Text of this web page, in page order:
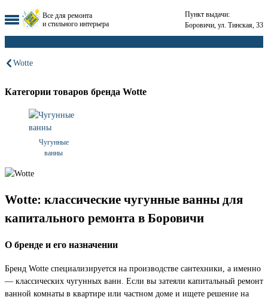
Все для ремонта
и стильного интерьера
Пункт выдачи:
Боровичи, ул. Тинская, 33
Wotte
Категории товаров бренда Wotte
Чугунные
ванны
Wotte: классические чугунные ванны для
капитального ремонта в Боровичи
О бренде и его назначении
Бренд Wotte специализируется на производстве сантехники, а именно
— классических чугунных ванн. Если вы затеяли капитальный ремонт
ванной комнаты в квартире или частном доме и ищете решение на